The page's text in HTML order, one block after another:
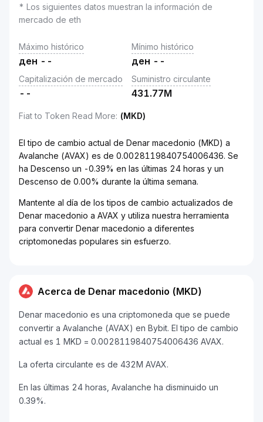
* Los siguientes datos muestran la información de
mercado de eth
Máximo histórico
ден --
Mínimo histórico
ден --
Capitalización de mercado
--
Suministro circulante
431.77M
Fiat to Token Read More: (MKD)
El tipo de cambio actual de Denar macedonio (MKD) a
Avalanche (AVAX) es de 0.0028119840754006436. Se
ha Descenso un -0.39% en las últimas 24 horas y un
Descenso de 0.00% durante la última semana.
Mantente al día de los tipos de cambio actualizados de
Denar macedonio a AVAX y utiliza nuestra herramienta
para convertir Denar macedonio a diferentes
criptomonedas populares sin esfuerzo.
Acerca de Denar macedonio (MKD)
Denar macedonio es una criptomoneda que se puede
convertir a Avalanche (AVAX) en Bybit. El tipo de cambio
actual es 1 MKD = 0.0028119840754006436 AVAX.
La oferta circulante es de 432M AVAX.
En las últimas 24 horas, Avalanche ha disminuido un
0.39%.